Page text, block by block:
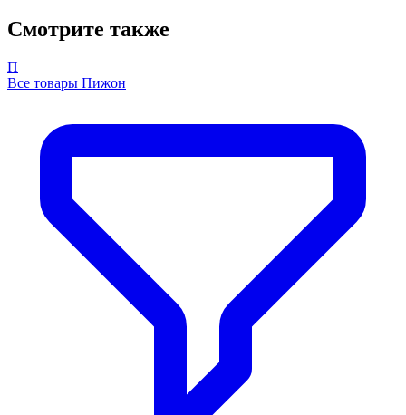
Смотрите также
П
Все товары Пижон